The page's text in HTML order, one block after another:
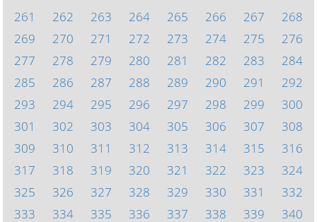
261
262 263 264 265 266 267
268
269
270 271 272 273 274 275
276
277
278 279 280 281 282 283
284
285
286 287 288 289 290 291
292
293
294 295 296 297 298 299
300
301
302 303 304 305 306 307
308
309
310 311 312 313 314 315
316
317
318 319 320 321 322 323
324
325
326 327 328 329 330 331
332
333
334 335 336 337 338 339 340